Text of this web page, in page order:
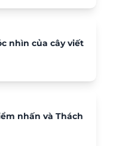
nhìn của cây viết
nhấn và Thách